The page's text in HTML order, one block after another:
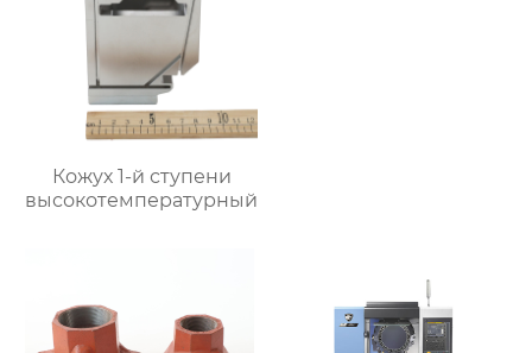
Кожух 1-й ступени
высокотемпературный